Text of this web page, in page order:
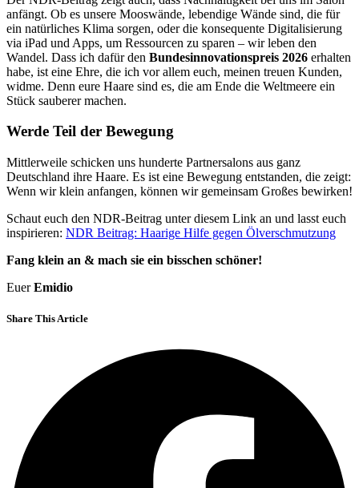
anfängt. Ob es unsere Mooswände, lebendige Wände sind, die für
ein natürliches Klima sorgen, oder die konsequente Digitalisierung
via iPad und Apps, um Ressourcen zu sparen – wir leben den
Wandel. Dass ich dafür den Bundesinnovationspreis 2026 erhalten
habe, ist eine Ehre, die ich vor allem euch, meinen treuen Kunden,
widme. Denn eure Haare sind es, die am Ende die Weltmeere ein
Stück sauberer machen.
Werde Teil der Bewegung
Mittlerweile schicken uns hunderte Partnersalons aus ganz
Deutschland ihre Haare. Es ist eine Bewegung entstanden, die zeigt:
Wenn wir klein anfangen, können wir gemeinsam Großes bewirken!
Schaut euch den NDR-Beitrag unter diesem Link an und lasst euch
inspirieren: NDR Beitrag: Haarige Hilfe gegen Ölverschmutzung
Fang klein an & mach sie ein bisschen schöner!
EuerEmidio
Share This Article